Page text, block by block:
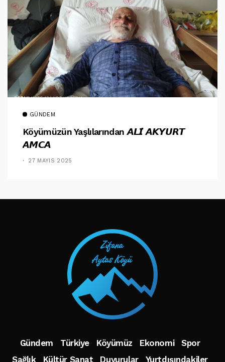
GÜNDEM
Köyümüzün Yaşlılarından 𝘼𝙇𝙄̇ 𝘼𝙆𝙔𝙐𝙍𝙏
𝘼𝙈𝘾𝘼
27 MAYIS 2025
TAKIP ET
Gündem Türkiye Köyümüz Ekonomi
Spor
Sağlık
Kültür Sanat Duyurular Yurtdışındakiler